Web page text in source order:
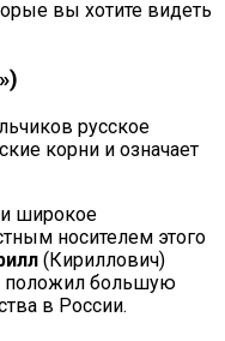
вы хотите видеть
русское
корни и означает
широкое
носителем этого
(Кириллович)
положил большую
в России.